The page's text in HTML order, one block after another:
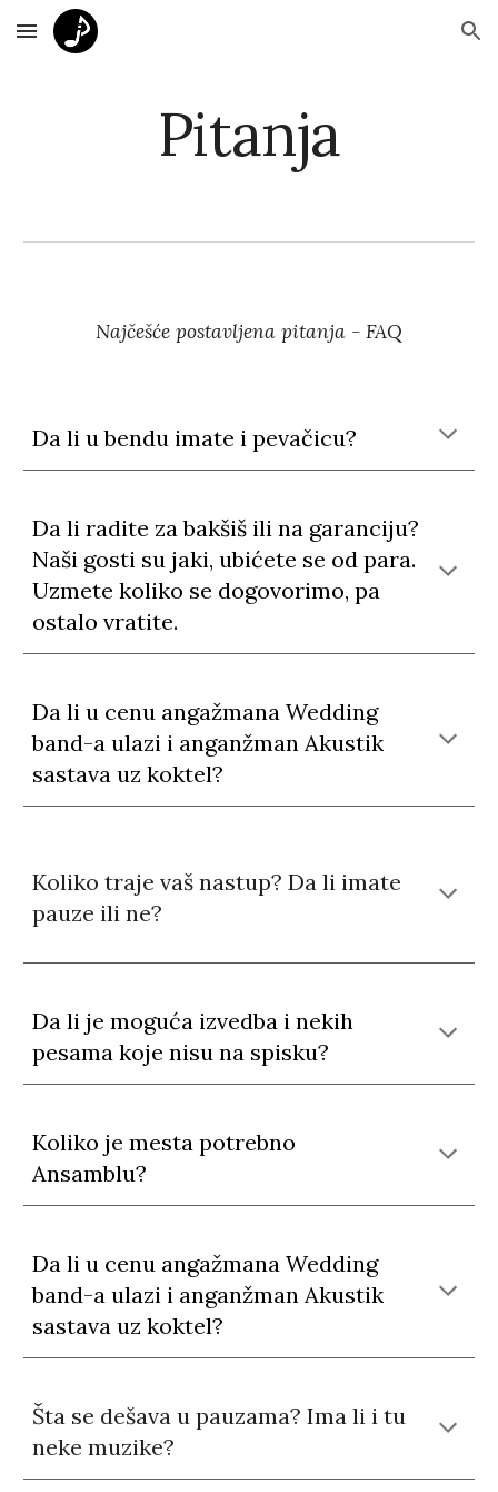
Skip to main content Skip to navigation
Pitanja
Najčešće postavljena pitanja - FAQ
Da li u bendu imate i pevačicu?
Da li radite za bakšiš ili na garanciju?
Naši gosti su jaki, ubićete se od para.
Uzmete koliko se dogovorimo, pa
ostalo vratite.
Da li u cenu angažmana Wedding
band-a ulazi i anganžman Akustik
sastava uz koktel?
Koliko traje vaš nastup? Da li imate
pauze ili ne?
Da li je moguća izvedba i nekih
pesama koje nisu na spisku?
Koliko je mesta potrebno
Ansamblu?
Da li u cenu angažmana Wedding
band-a ulazi i anganžman Akustik
sastava uz koktel?
Šta se dešava u pauzama? Ima li i tu
neke muzike?